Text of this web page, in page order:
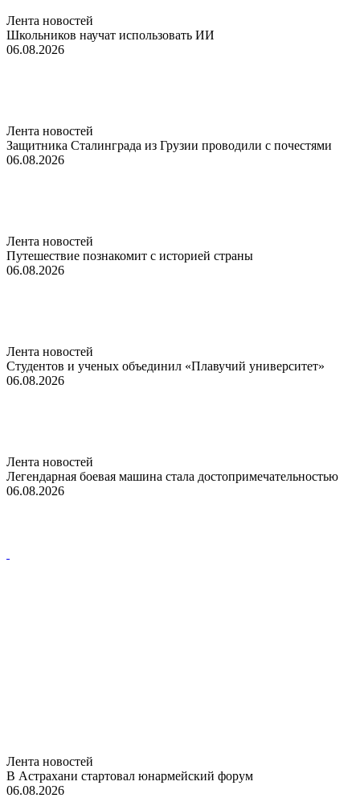
Лента новостей
Школьников научат использовать ИИ
06.08.2026
Лента новостей
Защитника Сталинграда из Грузии проводили с почестями
06.08.2026
Лента новостей
Путешествие познакомит с историей страны
06.08.2026
Лента новостей
Студентов и ученых объединил «Плавучий университет»
06.08.2026
Лента новостей
Легендарная боевая машина стала достопримечательностью
06.08.2026
Лента новостей
В Астрахани стартовал юнармейский форум
06.08.2026